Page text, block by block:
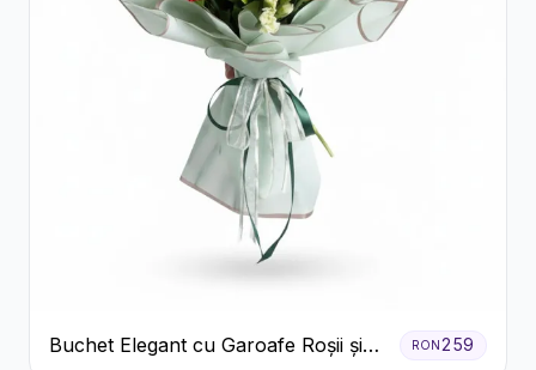
Buchet Elegant cu Garoafe Roșii și
RON259